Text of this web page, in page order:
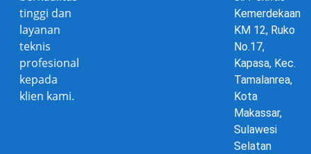
tinggi dan
layanan
teknis
profesional
kepada
klien kami.
Kemerdekaan
KM 12, Ruko
No.17,
Kapasa, Kec.
Tamalanrea,
Kota
Makassar,
Sulawesi
Selatan